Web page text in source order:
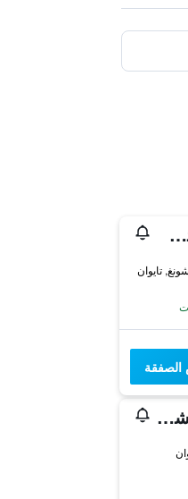
إيفرجرين لوريل هوتل تايتشونج
هوليداي إن إكسبرس تايتشونج بارك باي آيتش جي